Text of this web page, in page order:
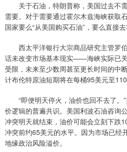
关于石油，特朗普称，美国过去不
需要。对于需要通过霍尔木兹海峡获取
国家要么“从美国购买石油”，要么直接去
西太平洋银行大宗商品研究主管罗伯
话未改变市场基本现实——海峡实际已
受限，未来至少数周甚至更长时间的中
计布伦特原油短期将在每桶95美元至110
“即便明天停火，油价也回不去了。”
价逻辑的普遍共识。美国利波石油咨询
冲突明天就结束，油价可能会立刻下跌
冲突前约65美元的水平。因为市场已经
地缘政治风险溢价。